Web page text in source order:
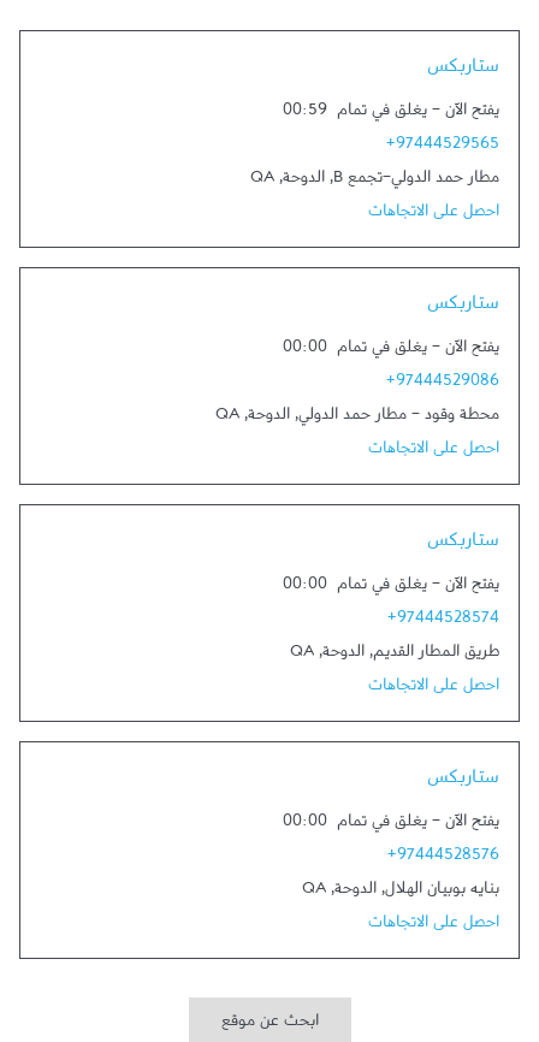
ستاربكس
يفتح الآن - يغلق في تمام 00:59
+97444529565
مطار حمد الدولي-تجمع B , الدوحة,
QA
احصل على الاتجاهات
ستاربكس
يفتح الآن - يغلق في تمام 00:00
+97444529086
محطة وقود - مطار حمد الدولي, الدوحة,
QA
احصل على الاتجاهات
ستاربكس
يفتح الآن - يغلق في تمام 00:00
+97444528574
طريق المطار القديم, الدوحة,
QA
احصل على الاتجاهات
ستاربكس
يفتح الآن - يغلق في تمام 00:00
+97444528576
بنايه بوبيان الهلال, الدوحة,
QA
احصل على الاتجاهات
ابحث عن موقع